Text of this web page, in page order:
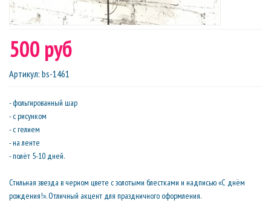
500 руб
Артикул: bs-1461
- фольгированный шар
- с рисунком
- с гелием
- на ленте
- полёт 5-10 дней.
Стильная звезда в черном цвете с золотыми блестками и надписью «С днём
рождения!». Отличный акцент для праздничного оформления.